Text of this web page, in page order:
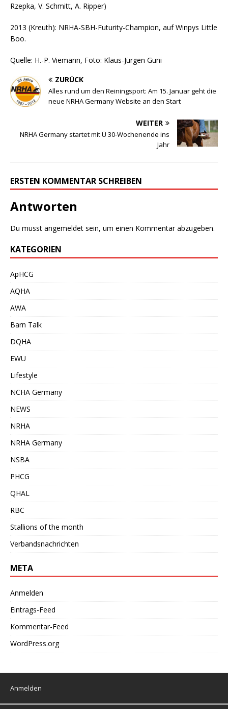
Rzepka, V. Schmitt, A. Ripper)
2013 (Kreuth): NRHA-SBH-Futurity-Champion, auf Winpys Little
Boo.
Quelle: H.-P. Viemann, Foto: Klaus-Jürgen Guni
ZURÜCK
Alles rund um den Reiningsport: Am 15. Januar geht die
neue NRHA Germany Website an den Start
WEITER
NRHA Germany startet mit Ü 30-Wochenende ins
Jahr
ERSTEN KOMMENTAR SCHREIBEN
Antworten
Du musst angemeldet sein, um einen Kommentar abzugeben.
KATEGORIEN
ApHCG
AQHA
AWA
Barn Talk
DQHA
EWU
Lifestyle
NCHA Germany
NEWS
NRHA
NRHA Germany
NSBA
PHCG
QHAL
RBC
Stallions of the month
Verbandsnachrichten
META
Anmelden
Eintrags-Feed
Kommentar-Feed
WordPress.org
Anmelden